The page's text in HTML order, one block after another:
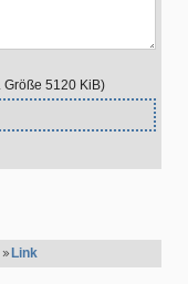
5120 KiB)
Link